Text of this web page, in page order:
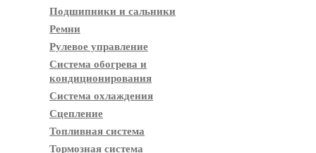
Подшипники и сальники
Ремни
Рулевое управление
Система обогрева и
кондиционирования
Система охлаждения
Сцепление
Топливная система
Тормозная система